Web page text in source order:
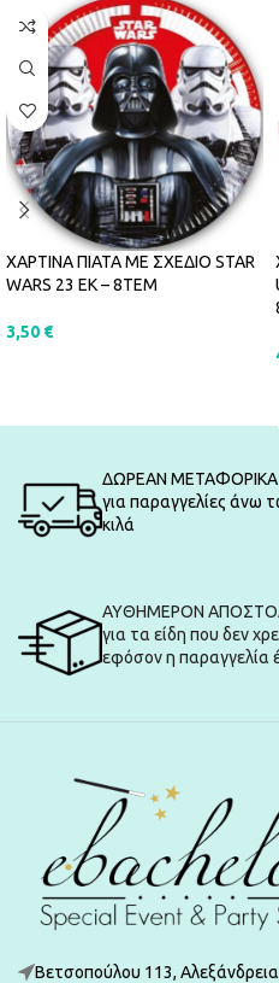
ΧΑΡΤΙΝΑ ΠΙΑΤΑ ΜΕ ΣΧΕΔΙΟ STAR
WARS 23 ΕΚ – 8ΤΕΜ
3,50 €
ΔΩΡΕΑΝ ΜΕΤΑΦΟΡΙΚΑ
για παραγγελίες άνω
κιλά
ΑΥΘΗΜΕΡΟΝ
για τα είδη που δεν
εφόσον η παραγγελία
Βετσοπούλου 113, Αλεξάνδρεια